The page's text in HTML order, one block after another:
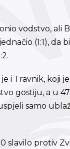
vodstvo, ali
(1:1), da
i Travnik, koji
gostiju, a u
samo
slavilo protiv